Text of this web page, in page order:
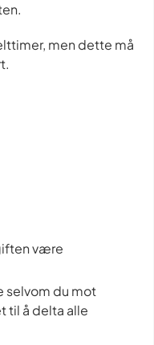
men dette må
være
selvom du mot
til å delta alle